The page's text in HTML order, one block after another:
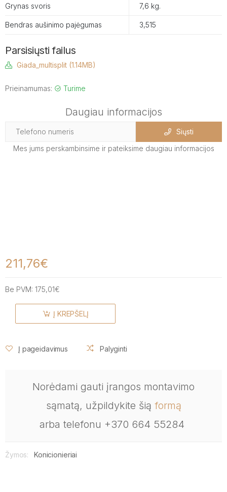
Grynas svoris 7,6 kg.
Bendras aušinimo pajėgumas 3,515
Parsisiųsti failus
Giada_multisplit (1.14MB)
Prieinamumas: Turime
Daugiau informacijos
Siųsti
Mes jums perskambinsime ir pateiksime daugiau informacijos
211,76€
Be PVM: 175,01€
Į KREPŠELĮ
Į pageidavimus Palyginti
Norėdami gauti įrangos montavimo
sąmatą, užpildykite šią formą
arba telefonu +370 664 55284
Žymos: Konicionieriai